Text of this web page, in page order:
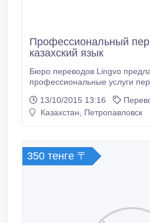
Профессиональный
казахский язык
Бюро переводов Lingvo
профессиональные услуги
(английский, турецкий, украинский, узбекский и
другие). Краткие сроки, высокое качество. ул.
13/10/2015 13:16
Казахстан, Петропавловск
350 тенге 〒